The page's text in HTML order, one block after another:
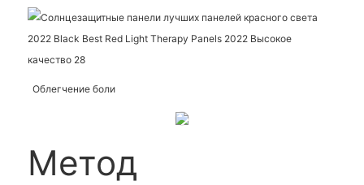
Облегчение боли
Метод